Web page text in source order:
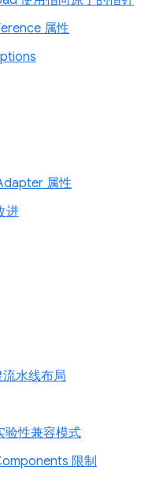
属性
属性
进
水线布局
验性兼容模式
限制